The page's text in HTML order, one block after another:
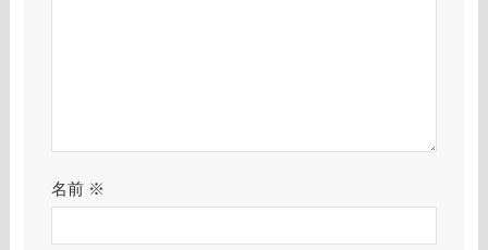
名前 ※